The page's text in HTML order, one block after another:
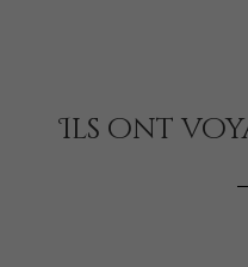
Ils ont